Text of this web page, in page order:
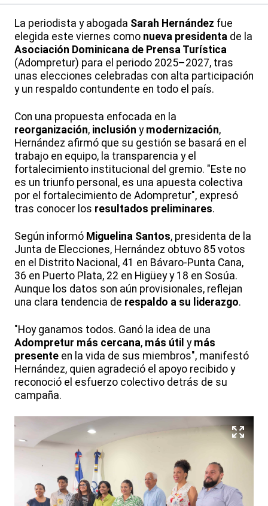
La periodista y abogada Sarah Hernández fue
elegida este viernes como nueva presidenta de la
Asociación Dominicana de Prensa Turística
(Adompretur) para el periodo 2025–2027, tras
unas elecciones celebradas con alta participación
y un respaldo contundente en todo el país.
Con una propuesta enfocada en la
reorganización, inclusión y modernización,
Hernández afirmó que su gestión se basará en el
trabajo en equipo, la transparencia y el
fortalecimiento institucional del gremio. "Este no
es un triunfo personal, es una apuesta colectiva
por el fortalecimiento de Adompretur", expresó
tras conocer los resultados preliminares.
Según informó Miguelina Santos, presidenta de la
Junta de Elecciones, Hernández obtuvo 85 votos
en el Distrito Nacional, 41 en Bávaro-Punta Cana,
36 en Puerto Plata, 22 en Higüey y 18 en Sosúa.
Aunque los datos son aún provisionales, reflejan
una clara tendencia de respaldo a su liderazgo.
"Hoy ganamos todos. Ganó la idea de una
Adompretur más cercana, más útil y más
presente en la vida de sus miembros", manifestó
Hernández, quien agradeció el apoyo recibido y
reconoció el esfuerzo colectivo detrás de su
campaña.